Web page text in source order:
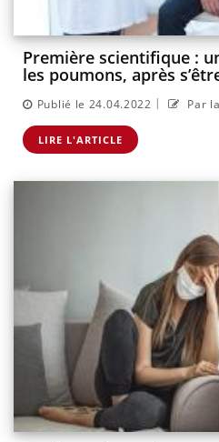
Première scientifique :
les poumons, après
Publié le 24.04.2022 | Par
LIRE L'ARTICLE